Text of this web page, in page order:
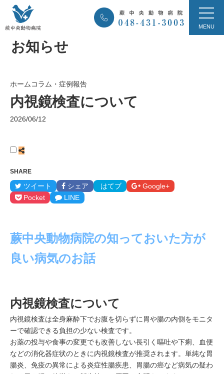
お知らせ
ホーム コラム・症例報告
内視鏡検査について
2026/06/12
SHARE
ツイート シェア はてブ
Google+
Pocket
LINE
蕨中央動物病院の知っておいた方が
良い病気のお話
内視鏡検査について
内視鏡検査は全身麻酔下でお腹を切らずに胃や腸の内側をモニタ
ーで確認できる負担の少ない検査です。
お薬の投与や食事の変更でも改善しない長引く嘔吐や下痢、
血便
などの消化器症状のときに内視鏡検査が推奨されます。 単純な胃
腸炎、免疫の異常による炎症性腸疾患、
胃腸の癌など病気の疑わ